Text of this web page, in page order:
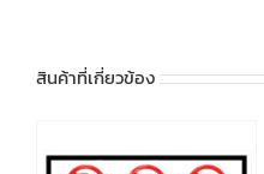
สินค้าที่เกี่ยวข้อง